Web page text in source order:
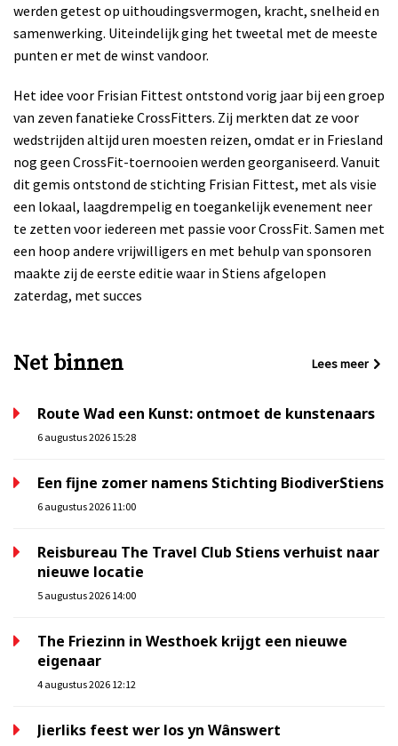
werden getest op uithoudingsvermogen, kracht, snelheid en
samenwerking. Uiteindelijk ging het tweetal met de meeste
punten er met de winst vandoor.
Het idee voor Frisian Fittest ontstond vorig jaar bij een groep
van zeven fanatieke CrossFitters. Zij merkten dat ze voor
wedstrijden altijd uren moesten reizen, omdat er in Friesland
nog geen CrossFit-toernooien werden georganiseerd. Vanuit
dit gemis ontstond de stichting Frisian Fittest, met als visie
een lokaal, laagdrempelig en toegankelijk evenement neer
te zetten voor iedereen met passie voor CrossFit. Samen met
een hoop andere vrijwilligers en met behulp van sponsoren
maakte zij de eerste editie waar in Stiens afgelopen
zaterdag, met succes
Net binnen Lees meer
Route Wad een Kunst: ontmoet de kunstenaars
6 augustus 2026 15:28
Een fijne zomer namens Stichting BiodiverStiens
6 augustus 2026 11:00
Reisbureau The Travel Club Stiens verhuist naar
nieuwe locatie
5 augustus 2026 14:00
The Friezinn in Westhoek krijgt een nieuwe
eigenaar
4 augustus 2026 12:12
Jierliks feest wer los yn Wânswert